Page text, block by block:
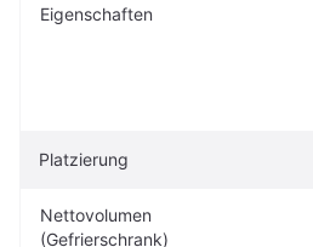
Eigenschaften
Platzierung
Nettovolumen
(Gefrierschrank)